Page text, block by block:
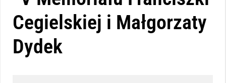
Cegielskiej i Małgorzaty
Dydek